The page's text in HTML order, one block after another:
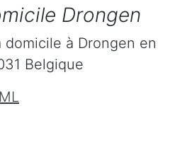
Drongen
domicile à Drongen en
Belgique